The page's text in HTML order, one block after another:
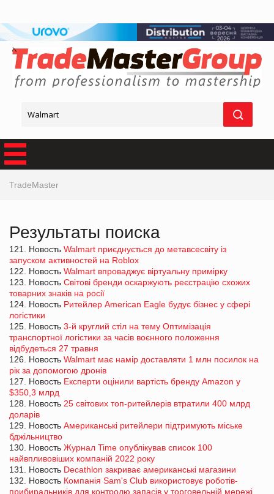
TradeMaster
Результаты поиска
121. Новость Walmart приєднується до метавсесвіту із
запуском активностей на Roblox
122. Новость Walmart впроваджує віртуальну примірку
123. Новость Світові бренди оскаржують реєстрацію схожих
товарних знаків на росії
124. Новость Ритейлер American Eagle будує бізнес у сфері
логістики
125. Новость 3-й круглий стіл на тему Оптимізація
транспортної логістики за часів воєнного положення
відбудеться 27 травня
126. Новость Walmart має намір доставляти 1 млн посилок на
рік за допомогою дронів
127. Новость Експерти оцінили вартість бренду Amazon у
$350,3 млрд
128. Новость 25 світових топ-ритейлерів втратили 400 млрд
доларів
129. Новость Американські ритейлери підтримують міське
бджільництво
130. Новость Журнал Time опублікував список 100
найвпливовіших компаній 2022 року
131. Новость Decathlon закриває американські магазини
132. Новость Компанія Sam's Club використовує роботів-
прибиральників для контролю запасів у торговельній мережі